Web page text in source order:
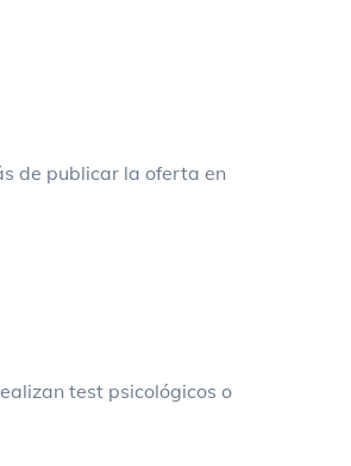
de publicar la oferta en
test psicológicos o